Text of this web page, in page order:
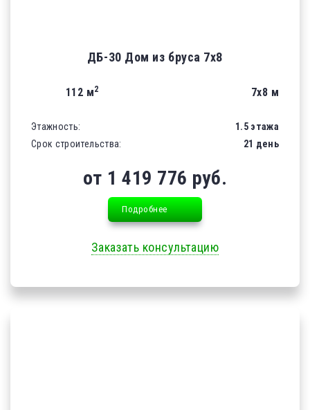
ДБ-30 Дом из бруса 7х8
112 м2 7х8 м
Этажность:
1.5 этажа
Срок строительства:
21 день
от 1 419 776 руб.
Подробнее
Заказать консультацию